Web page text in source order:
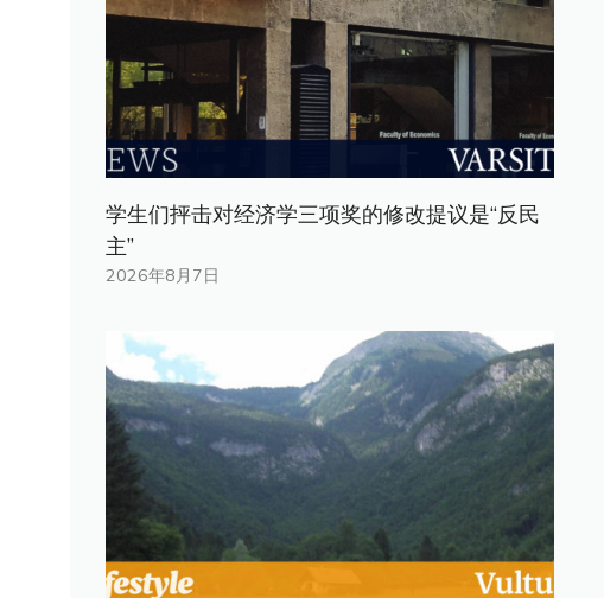
学生们抨击对经济学三项奖的修改提议是“反民
主”
2026年8月7日